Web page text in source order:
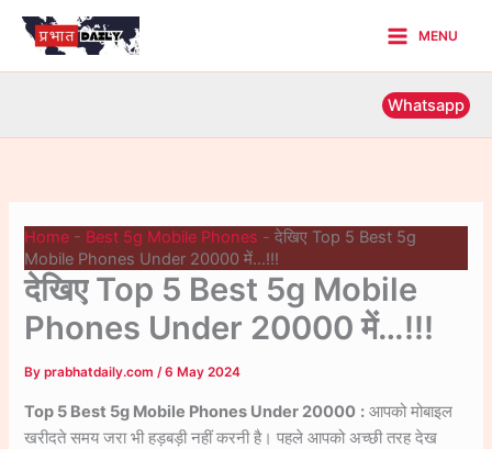
Skip
Menu
MENU
Whatsapp
Home - Best 5g Mobile Phones -देखिए Top 5 Best 5g
Mobile Phones Under 20000 में…!!!
देखिए Top 5 Best 5g Mobile
Phones Under 20000 में…!!!
Byprabhatdaily.com/6 May 2024
Top 5 Best 5g Mobile Phones Under 20000 : आपको मोबाइल
खरीदते समय जरा भी हड़बड़ी नहीं करनी है। पहले आपको अच्छी तरह देख